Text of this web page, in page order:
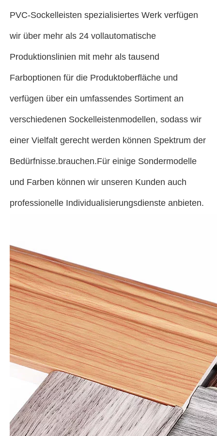
PVC-Sockelleisten spezialisiertes Werk verfügen
wir über mehr als 24 vollautomatische
Produktionslinien mit mehr als tausend
Farboptionen für die Produktoberfläche und
verfügen über ein umfassendes Sortiment an
verschiedenen Sockelleistenmodellen, sodass wir
einer Vielfalt gerecht werden können Spektrum der
Bedürfnisse.brauchen.Für einige Sondermodelle
und Farben können wir unseren Kunden auch
professionelle Individualisierungsdienste anbieten.